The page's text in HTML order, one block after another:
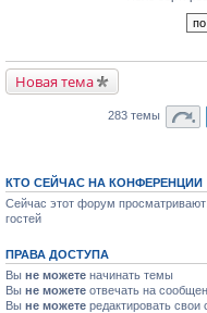
Новая тема
283 темы
КТО СЕЙЧАС НА КОНФЕРЕНЦИИ
Сейчас этот форум
гостей
ПРАВА ДОСТУПА
Вы не можете начинать темы
Вы не можете отвечать на
Вы не можете редактировать свои